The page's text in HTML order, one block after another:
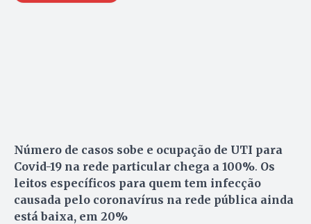
Número de casos sobe e ocupação de UTI para
Covid-19 na rede particular chega a 100%. Os
leitos específicos para quem tem infecção
causada pelo coronavírus na rede pública ainda
está baixa, em 20%